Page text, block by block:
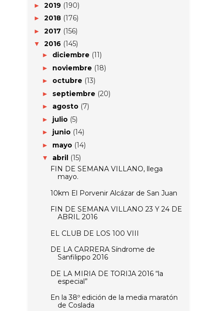
► 2019 (190)
► 2018 (176)
► 2017 (156)
▼ 2016 (145)
► diciembre (11)
► noviembre (18)
► octubre (13)
► septiembre (20)
► agosto (7)
► julio (5)
► junio (14)
► mayo (14)
▼ abril (15)
FIN DE SEMANA VILLANO, llega
mayo.
10km El Porvenir Alcázar de San Juan
FIN DE SEMANA VILLANO 23 Y 24 DE
ABRIL 2016
EL CLUB DE LOS 100 VIII
DE LA CARRERA Síndrome de
Sanfilippo 2016
DE LA MIRIA DE TORIJA 2016 “la
especial”
En la 38º edición de la media maratón
de Coslada